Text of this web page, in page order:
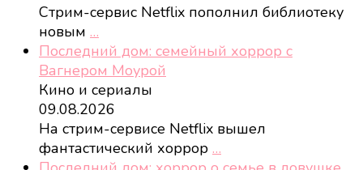
Стрим-сервис Netflix пополнил библиотеку
новым …
Последний дом: семейный хоррор с
Вагнером Моурой
Кино и сериалы
09.08.2026
На стрим-сервисе Netflix вышел
фантастический хоррор …